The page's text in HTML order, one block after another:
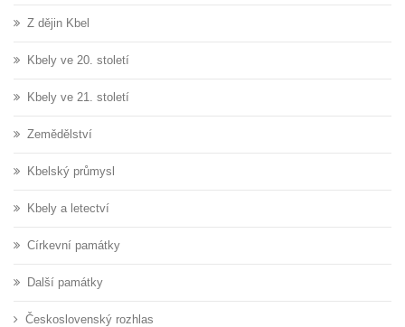
Z dějin Kbel
Kbely ve 20. století
Kbely ve 21. století
Zemědělství
Kbelský průmysl
Kbely a letectví
Církevní památky
Další památky
Československý rozhlas